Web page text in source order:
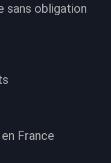
sans obligation
en France